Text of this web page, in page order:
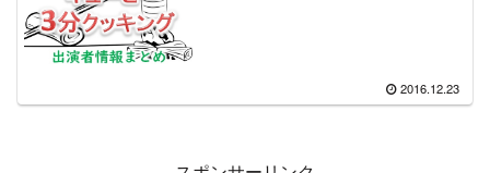
2016.12.23